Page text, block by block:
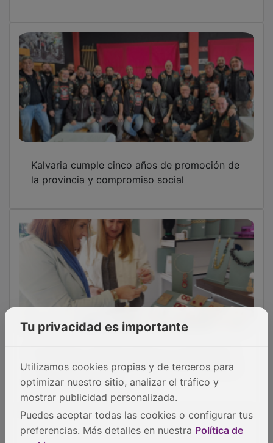
Kalvaria cumple cinco años de promoción de
la provincia y compromiso social
con el sector artesano por su valor artístico
y de arraigo cultural
Tu privacidad es importante
Utilizamos cookies propias y de terceros para
optimizar nuestro sitio, analizar el tráfico y
mostrar publicidad personalizada.
Puedes aceptar todas las cookies o configurar tus
preferencias. Más detalles en nuestra Política de